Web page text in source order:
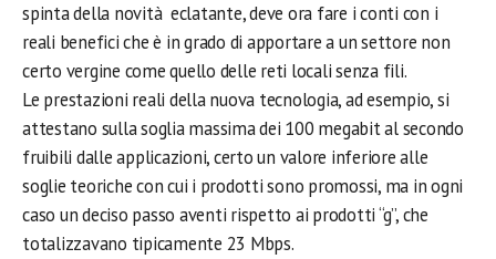
spinta della novità eclatante, deve ora fare i conti con i
reali benefici che è in grado di apportare a un settore non
certo vergine come quello delle reti locali senza fili.
Le prestazioni reali della nuova tecnologia, ad esempio, si
attestano sulla soglia massima dei 100 megabit al secondo
fruibili dalle applicazioni, certo un valore inferiore alle
soglie teoriche con cui i prodotti sono promossi, ma in ogni
caso un deciso passo aventi rispetto ai prodotti “g”, che
totalizzavano tipicamente 23 Mbps.